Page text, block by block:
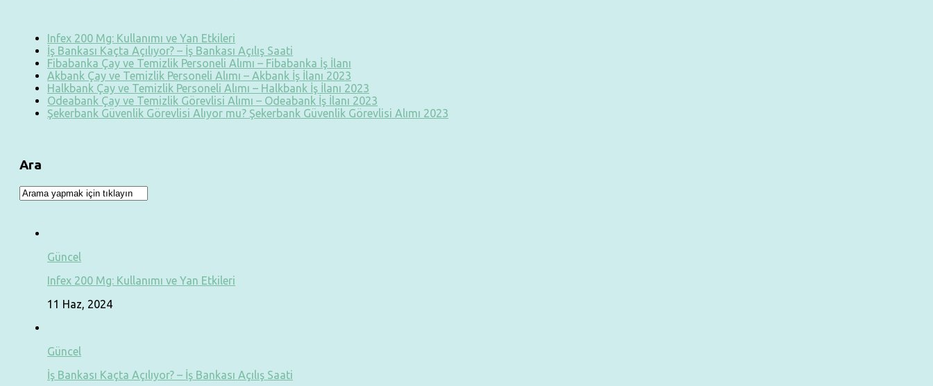
Infex 200 Mg: Kullanımı ve Yan Etkileri
İş Bankası Kaçta Açılıyor? – İş Bankası Açılış Saati
Fibabanka Çay ve Temizlik Personeli Alımı – Fibabanka İş İlanı
Akbank Çay ve Temizlik Personeli Alımı – Akbank İş İlanı 2023
Halkbank Çay ve Temizlik Personeli Alımı – Halkbank İş İlanı 2023
Odeabank Çay ve Temizlik Görevlisi Alımı – Odeabank İş İlanı 2023
Şekerbank Güvenlik Görevlisi Alıyor mu? Şekerbank Güvenlik Görevlisi Alımı 2023
Ara
Güncel
Infex 200 Mg: Kullanımı ve Yan Etkileri
11 Haz, 2024
Güncel
İş Bankası Kaçta Açılıyor? – İş Bankası Açılış Saati